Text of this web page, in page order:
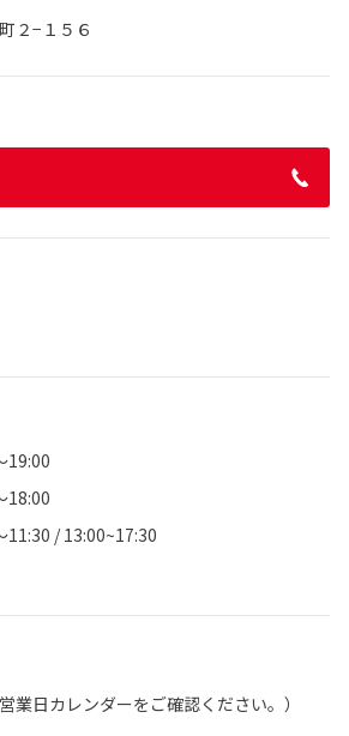
２−１５６
19:00
18:00
11:30 / 13:00~17:30
業日カレンダーをご確認ください。）